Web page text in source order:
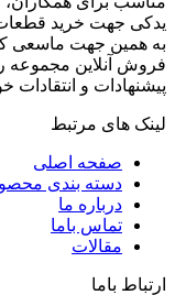
یدکی جهت خرید
به همین جهت ماسعی
فروش آنلاین مجموعه
پیشنهادات و انتقادات
لینک های مرتبط
صفحه اصلی
دسته بندی
درباره ما
تماس باما
مقالات
ارتباط باما